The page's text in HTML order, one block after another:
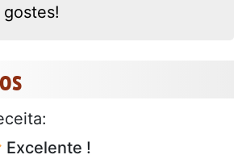
Excelente !